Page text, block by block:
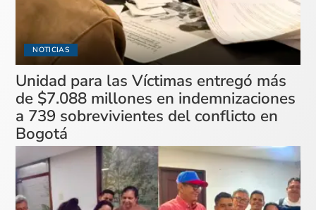
NOTICIAS
Unidad para las Víctimas entregó más
de $7.088 millones en indemnizaciones
a 739 sobrevivientes del conflicto en
Bogotá